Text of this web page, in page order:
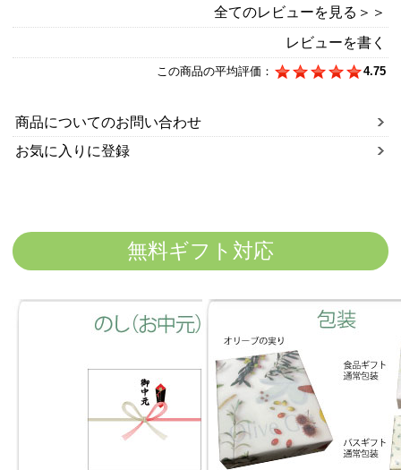
全てのレビューを見る＞＞
レビューを書く
この商品の平均評価： 4.75
商品についてのお問い合わせ
お気に入りに登録
無料ギフト対応